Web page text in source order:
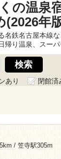
の温泉
(2026年
名鉄名古屋本線
り温泉、スーパ
あり
閉館済
/ 笠寺駅305m